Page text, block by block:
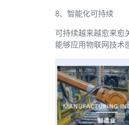
8、智能化可持续
可持续越来越愈来愈
能够应用物联网技术